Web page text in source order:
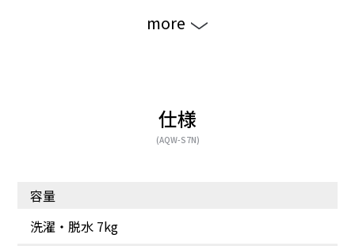
見やすく、操作しやすい
[操作パネル]
more
仕様
(AQW-S7N)
容量
洗濯・脱水 7kg